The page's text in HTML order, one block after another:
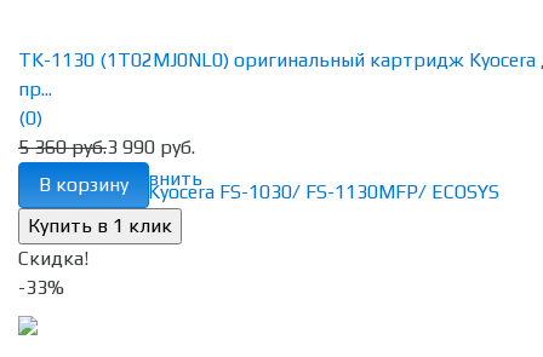
избранное сравнить
TK-1130 (1T02MJ0NL0) оригинальный картридж Kyocera
пр...
(0)
5 360 руб.3 990 руб.
В корзину
Скидка!
-33%